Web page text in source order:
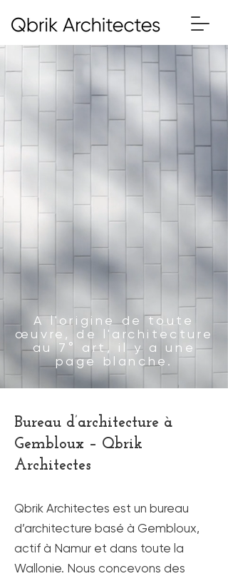
A l'origine de toute
œuvre, de l'architecture
au 7° art, il y a une
page blanche.
Bureau d’architecture à
Gembloux – Qbrik
Architectes
Qbrik Architectes est un bureau
d’architecture basé à Gembloux,
actif à Namur et dans toute la
Wallonie. Nous concevons des